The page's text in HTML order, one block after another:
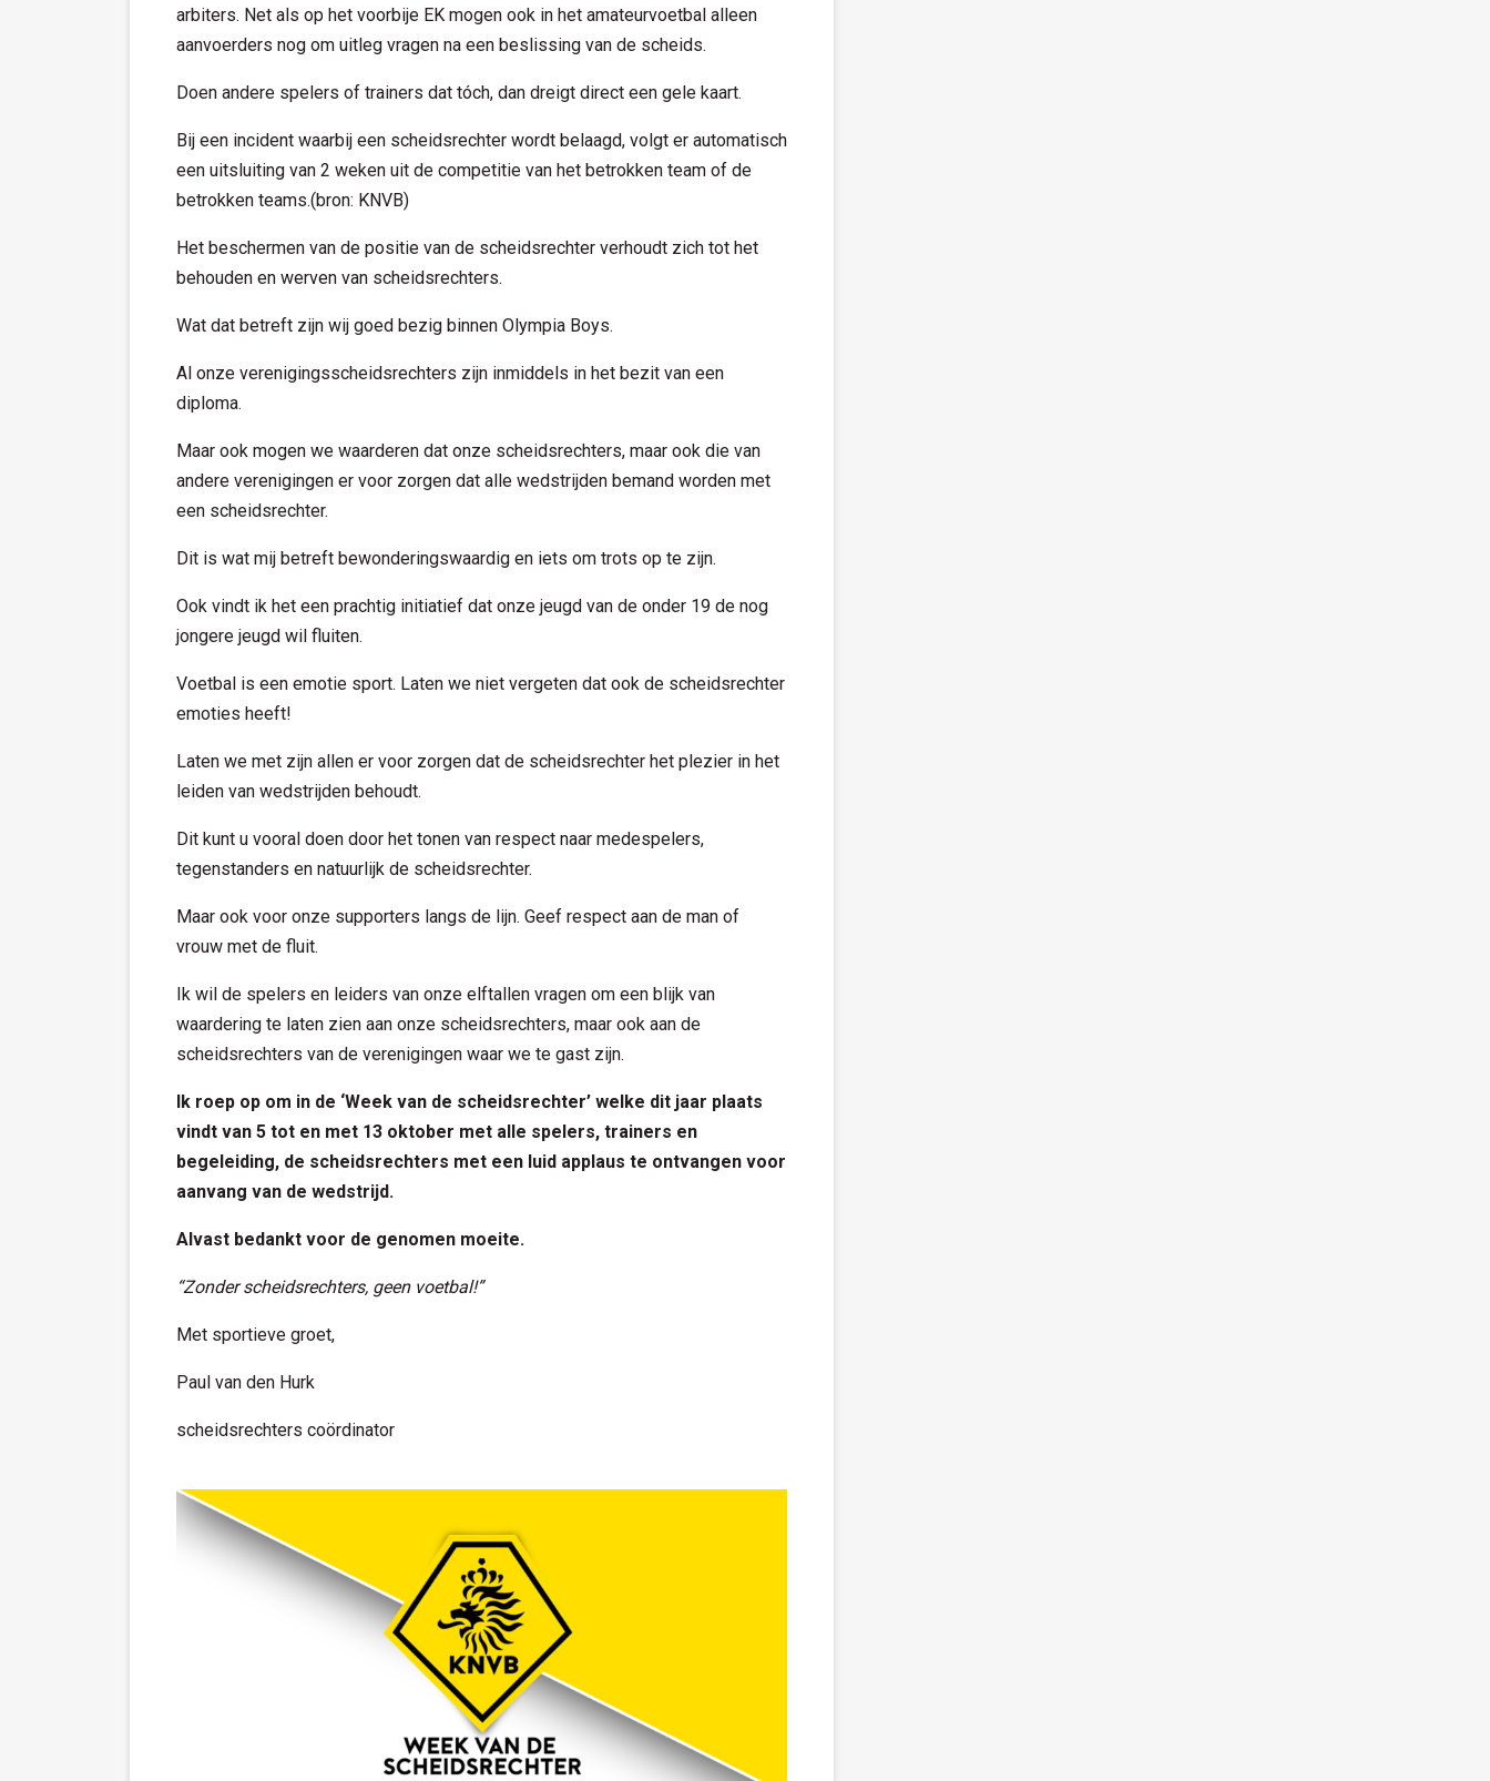
arbiters. Net als op het voorbije EK mogen ook in het amateurvoetbal alleen
aanvoerders nog om uitleg vragen na een beslissing van de scheids.
Doen andere spelers of trainers dat tóch, dan dreigt direct een gele kaart.
Bij een incident waarbij een scheidsrechter wordt belaagd, volgt er automatisch
een uitsluiting van 2 weken uit de competitie van het betrokken team of de
betrokken teams.(bron: KNVB)
Het beschermen van de positie van de scheidsrechter verhoudt zich tot het
behouden en werven van scheidsrechters.
Wat dat betreft zijn wij goed bezig binnen Olympia Boys.
Al onze verenigingsscheidsrechters zijn inmiddels in het bezit van een
diploma.
Maar ook mogen we waarderen dat onze scheidsrechters, maar ook die van
andere verenigingen er voor zorgen dat alle wedstrijden bemand worden met
een scheidsrechter.
Dit is wat mij betreft bewonderingswaardig en iets om trots op te zijn.
Ook vindt ik het een prachtig initiatief dat onze jeugd van de onder 19 de nog
jongere jeugd wil fluiten.
Voetbal is een emotie sport. Laten we niet vergeten dat ook de scheidsrechter
emoties heeft!
Laten we met zijn allen er voor zorgen dat de scheidsrechter het plezier in het
leiden van wedstrijden behoudt.
Dit kunt u vooral doen door het tonen van respect naar medespelers,
tegenstanders en natuurlijk de scheidsrechter.
Maar ook voor onze supporters langs de lijn. Geef respect aan de man of
vrouw met de fluit.
Ik wil de spelers en leiders van onze elftallen vragen om een blijk van
waardering te laten zien aan onze scheidsrechters, maar ook aan de
scheidsrechters van de verenigingen waar we te gast zijn.
Ik roep op om in de ‘Week van de scheidsrechter’ welke dit jaar plaats
vindt van 5 tot en met 13 oktober met alle spelers, trainers en
begeleiding, de scheidsrechters met een luid applaus te ontvangen voor
aanvang van de wedstrijd.
Alvast bedankt voor de genomen moeite.
“Zonder scheidsrechters, geen voetbal!”
Met sportieve groet,
Paul van den Hurk
scheidsrechters coördinator